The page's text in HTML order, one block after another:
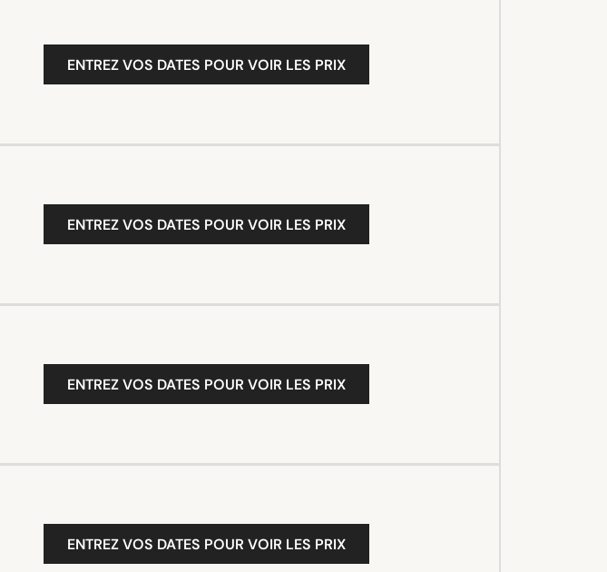
ENTREZ VOS DATES POUR VOIR LES PRIX
ENTREZ VOS DATES POUR VOIR LES PRIX
ENTREZ VOS DATES POUR VOIR LES PRIX
ENTREZ VOS DATES POUR VOIR LES PRIX